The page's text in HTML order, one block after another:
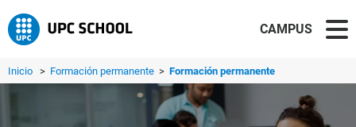
CAMPUS
Inicio > Formación permanente > Formación permanente